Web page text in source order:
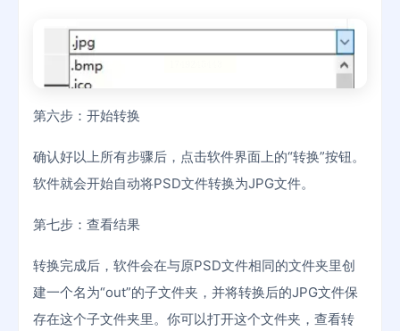
第六步：开始转换
确认好以上所有步骤后，点击软件界面上的“转换”按钮。
软件就会开始自动将PSD文件转换为JPG文件。
第七步：查看结果
转换完成后，软件会在与原PSD文件相同的文件夹里创
建一个名为“out”的子文件夹，并将转换后的JPG文件保
存在这个子文件夹里。你可以打开这个文件夹，查看转